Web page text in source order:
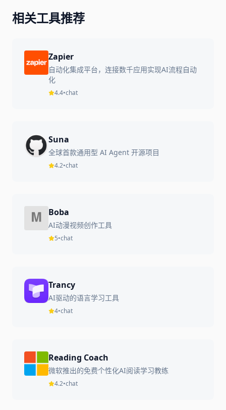
相关工具推荐
Zapier
自动化集成平台，连接数千应用实现AI流程自动
化
4.4•chat
Suna
全球首款通用型 AI Agent 开源项目
4.2•chat
Boba
AI动漫视频创作工具
5•chat
Trancy
AI驱动的语言学习工具
4•chat
Reading Coach
微软推出的免费个性化AI阅读学习教练
4.2•chat